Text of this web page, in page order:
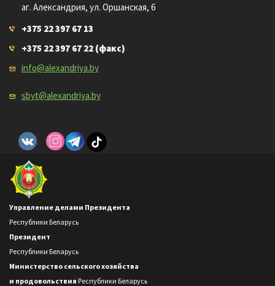
аг. Александрия, ул. Оршанская, 6
+375 22 397 67 13
+375 22 397 67 22 (факс)
info@alexandriya.by
sbyt@alexandriya.by
Управление делами Президента
Республики Беларусь
Президент
Республики Беларусь
Министерство сельского хозяйства
и продовольствия Республики Беларусь